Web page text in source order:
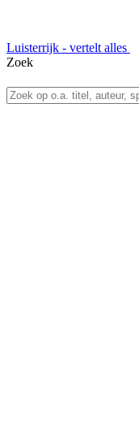
Luisterrijk - vertelt alles
Zoek